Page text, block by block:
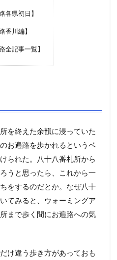
各県初日】
香川編】
全記事一覧】
を終えた余韻に浸っていた
お遍路を歩かれるというベ
られた。八十八番札所から
うと思ったら、これから一
をするのだとか。なぜ八十
てみると、ウォーミングア
まで歩く間にお遍路への気
け違う歩き方があっておも